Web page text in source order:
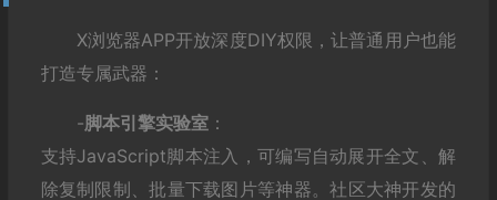
X浏览器APP开放深度DIY权限，让普通用户也能
打造专属武器：
-‌脚本引擎实验室‌：
支持JavaScript脚本注入，可编写自动展开全文、解
除复制限制、批量下载图片等神器。社区大神开发的